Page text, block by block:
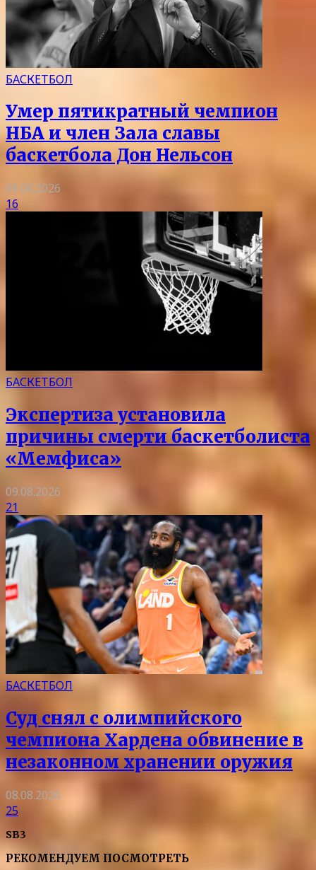
БАСКЕТБОЛ
Умер пятикратный чемпион
НБА и член Зала славы
баскетбола Дон Нельсон
09.08.2026
16
БАСКЕТБОЛ
Экспертиза установила
причины смерти баскетболиста
«Мемфиса»
09.08.2026
21
БАСКЕТБОЛ
Суд снял с олимпийского
чемпиона Хардена обвинение в
незаконном хранении оружия
08.08.2026
25
SB3
РЕКОМЕНДУЕМ ПОСМОТРЕТЬ